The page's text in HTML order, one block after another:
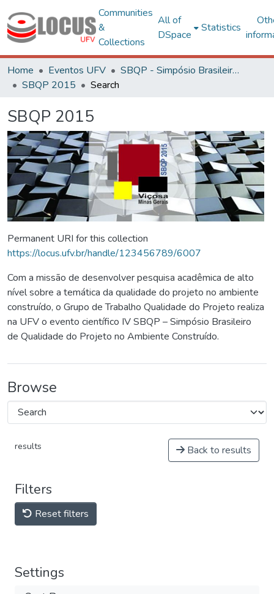
Communities
&
Collections
All of
DSpace
Statistics
Home Eventos UFV
SBQP - Simpósio Brasileiro de Qualidade do Projeto no Ambiente Construído
SBQP 2015
Search
SBQP 2015
Permanent URI for this collection
https://locus.ufv.br/handle/123456789/6007
Com a missão de desenvolver pesquisa acadêmica de alto
nível sobre a temática da qualidade do projeto no ambiente
construído, o Grupo de Trabalho Qualidade do Projeto realiza
na UFV o evento científico IV SBQP – Simpósio Brasileiro
de Qualidade do Projeto no Ambiente Construído.
Browse
results Back to results
Filters
Reset filters
Settings